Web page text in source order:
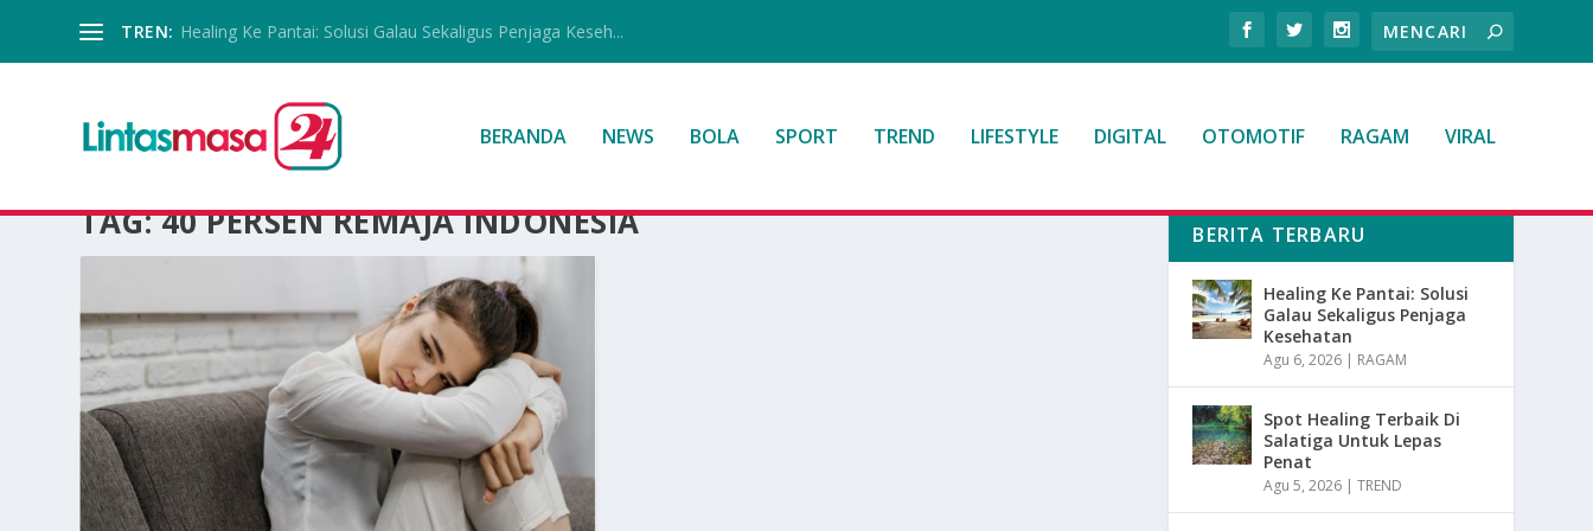
TREN: Healing Ke Pantai: Solusi Galau Sekaligus Penjaga Keseh...
BERANDA NEWS BOLA SPORT TREND LIFESTYLE DIGITAL OTOMOTIF RAGAM VIRAL
TAG:40 PERSEN REMAJA INDONESIA BERITA TERBARU
Healing Ke Pantai: Solusi
Galau Sekaligus Penjaga
Kesehatan
Agu 6, 2026 | RAGAM
Spot Healing Terbaik Di
Salatiga Untuk Lepas
Penat
Agu 5, 2026 |TREND